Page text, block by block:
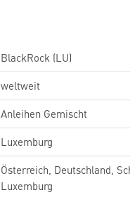
BlackRock (LU)
weltweit
Anleihen Gemischt
Luxemburg
Österreich, Deutschland,
Luxemburg